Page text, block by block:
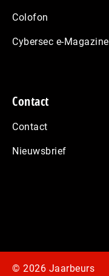
Colofon
Cybersec e-Magazine
Contact
Contact
Nieuwsbrief
© 2026 Jaarbeurs